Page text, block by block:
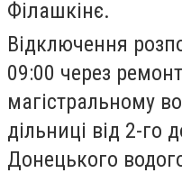
Філашкінє.
Відключення
09:00 через
магістральному
дільниці від 2-го
Донецького